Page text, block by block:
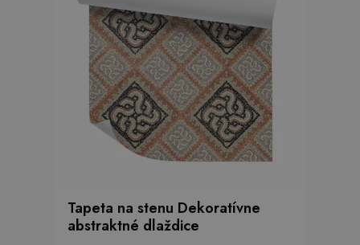
Tapeta na stenu Dekoratívne
abstraktné dlaždice